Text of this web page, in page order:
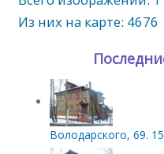
Из них на карте: 4676
Володарского, 69.